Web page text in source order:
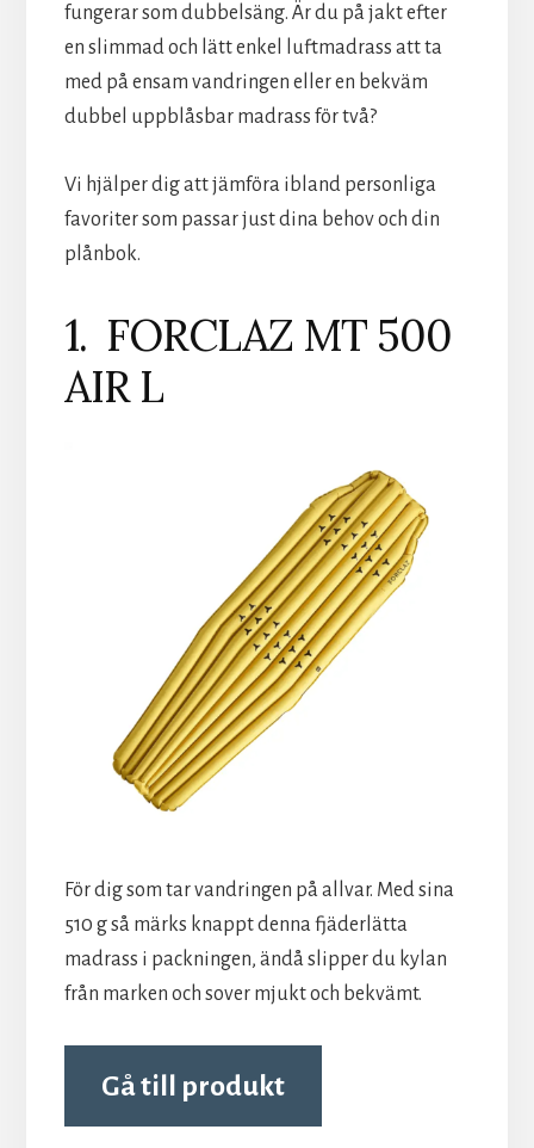
fungerar som dubbelsäng. Är du på jakt efter
en slimmad och lätt enkel luftmadrass att ta
med på ensam vandringen eller en bekväm
dubbel uppblåsbar madrass för två?
Vi hjälper dig att jämföra ibland personliga
favoriter som passar just dina behov och din
plånbok.
1. FORCLAZ MT 500
AIR L
För dig som tar vandringen på allvar. Med sina
510 g så märks knappt denna fjäderlätta
madrass i packningen, ändå slipper du kylan
från marken och sover mjukt och bekvämt.
Gå till produkt